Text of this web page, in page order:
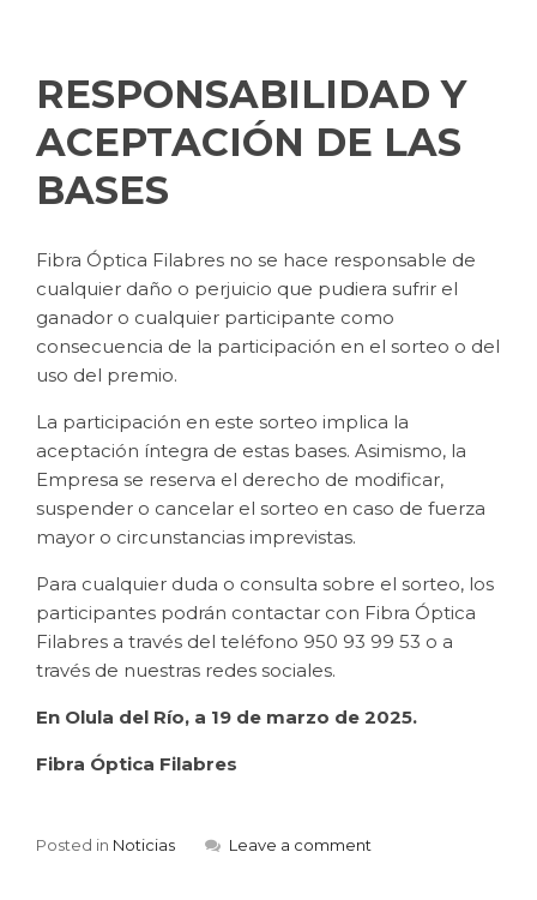
RESPONSABILIDAD Y
ACEPTACIÓN DE LAS
BASES
Fibra Óptica Filabres no se hace responsable de
cualquier daño o perjuicio que pudiera sufrir el
ganador o cualquier participante como
consecuencia de la participación en el sorteo o del
uso del premio.
La participación en este sorteo implica la
aceptación íntegra de estas bases. Asimismo, la
Empresa se reserva el derecho de modificar,
suspender o cancelar el sorteo en caso de fuerza
mayor o circunstancias imprevistas.
Para cualquier duda o consulta sobre el sorteo, los
participantes podrán contactar con Fibra Óptica
Filabres a través del teléfono 950 93 99 53 o a
través de nuestras redes sociales.
En Olula del Río, a 19 de marzo de 2025.
Fibra Óptica Filabres
Posted in Noticias Leave a comment